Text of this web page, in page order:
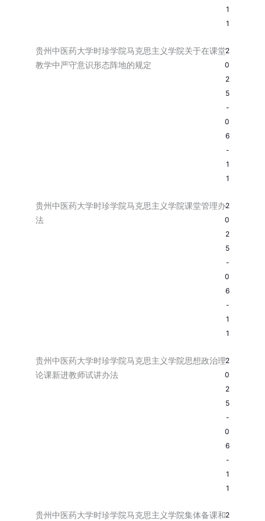
1
1
贵州中医药大学时珍学院马克思主义学院关于在课堂
教学中严守意识形态阵地的规定
2
0
2
5
-
0
6
-
1
1
贵州中医药大学时珍学院马克思主义学院课堂管理办
法
2
0
2
5
-
0
6
-
1
1
贵州中医药大学时珍学院马克思主义学院思想政治理
论课新进教师试讲办法
2
0
2
5
-
0
6
-
1
1
贵州中医药大学时珍学院马克思主义学院集体备课和2